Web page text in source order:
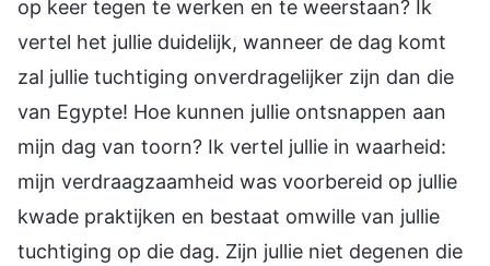
op keer tegen te werken en te weerstaan? Ik
vertel het jullie duidelijk, wanneer de dag komt
zal jullie tuchtiging onverdragelijker zijn dan die
van Egypte! Hoe kunnen jullie ontsnappen aan
mijn dag van toorn? Ik vertel jullie in waarheid:
mijn verdraagzaamheid was voorbereid op jullie
kwade praktijken en bestaat omwille van jullie
tuchtiging op die dag. Zijn jullie niet degenen die